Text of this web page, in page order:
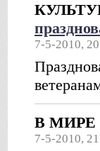
7-5-2010,
В МИРЕ
7-5-2010,